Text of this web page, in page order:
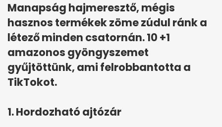
Manapság hajmeresztő, mégis
hasznos termékek zöme zúdul ránk a
létező minden csatornán. 10 +1
amazonos gyöngyszemet
gyűjtöttünk, ami felrobbantotta a
TikTokot.
1. Hordozható ajtózár